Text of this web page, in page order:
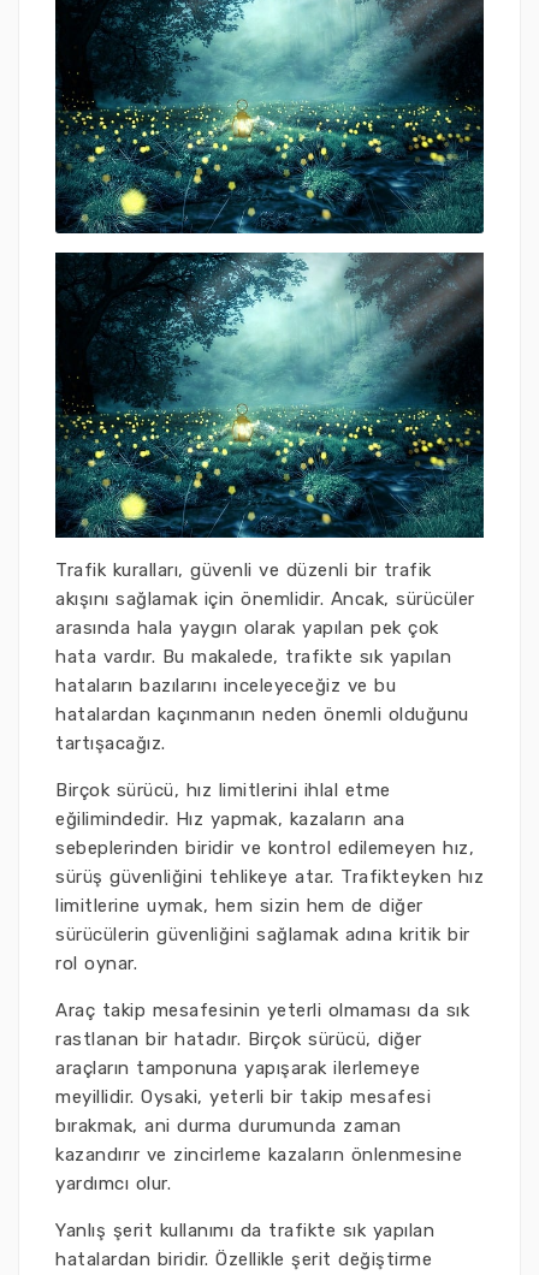
Trafik kuralları, güvenli ve düzenli bir trafik
akışını sağlamak için önemlidir. Ancak, sürücüler
arasında hala yaygın olarak yapılan pek çok
hata vardır. Bu makalede, trafikte sık yapılan
hataların bazılarını inceleyeceğiz ve bu
hatalardan kaçınmanın neden önemli olduğunu
tartışacağız.
Birçok sürücü, hız limitlerini ihlal etme
eğilimindedir. Hız yapmak, kazaların ana
sebeplerinden biridir ve kontrol edilemeyen hız,
sürüş güvenliğini tehlikeye atar. Trafikteyken hız
limitlerine uymak, hem sizin hem de diğer
sürücülerin güvenliğini sağlamak adına kritik bir
rol oynar.
Araç takip mesafesinin yeterli olmaması da sık
rastlanan bir hatadır. Birçok sürücü, diğer
araçların tamponuna yapışarak ilerlemeye
meyillidir. Oysaki, yeterli bir takip mesafesi
bırakmak, ani durma durumunda zaman
kazandırır ve zincirleme kazaların önlenmesine
yardımcı olur.
Yanlış şerit kullanımı da trafikte sık yapılan
hatalardan biridir. Özellikle şerit değiştirme